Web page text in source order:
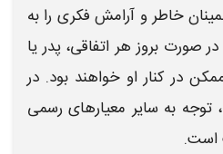
خاطر و آرامش فکری را به
بروز هر اتفاقی، پدر یا
در کنار او خواهند بود. در
به سایر معیارهای رسمی